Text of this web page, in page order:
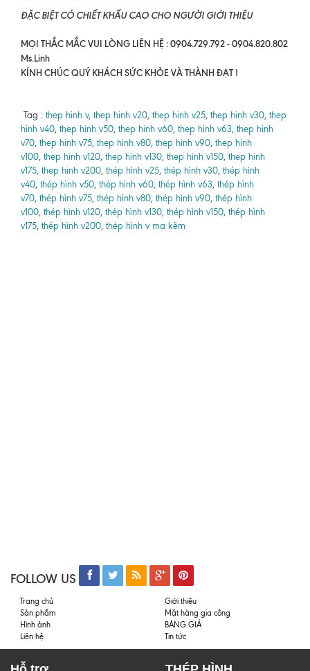
ĐẶC BIỆT CÓ CHIẾT KHẤU CAO CHO NGƯỜI GIỚI THIỆU
MỌI THẮC MẮC VUI LÒNG LIÊN HỆ : 0904.729.792 - 0904.820.802
Ms.Linh
KÍNH CHÚC QUÝ KHÁCH SỨC KHỎE VÀ THÀNH ĐẠT !
Tag : thep hinh v, thep hinh v20, thep hinh v25, thep hinh v30, thep
hinh v40, thep hinh v50, thep hinh v60, thep hinh v63, thep hinh
v70, thep hinh v75, thep hinh v80, thep hinh v90, thep hinh
v100, thep hinh v120, thep hinh v130, thep hinh v150, thep hinh
v175, thep hinh v200, thép hình v25, thép hình v30, thép hình
v40, thép hình v50, thép hình v60, thép hình v63, thép hình
v70, thép hình v75, thép hình v80, thép hình v90, thép hình
v100, thép hình v120, thép hình v130, thép hình v150, thép hình
v175, thép hình v200, thép hình v mạ kẽm
FOLLOW US
Trang chủ
Giới thiệu
Sản phẩm
Mặt hàng gia công
Hình ảnh
BẢNG GIÁ
Liên hệ
Tin tức